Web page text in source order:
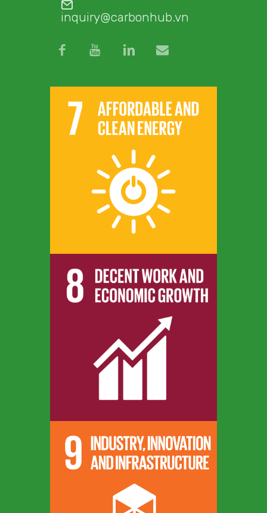
inquiry@carbonhub.vn